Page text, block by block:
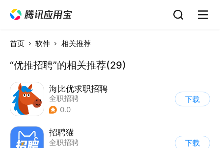
首页 软件 相关推荐
“优推招聘”的相关推荐(29)
海比优求职招聘
全职招聘
0.0
下载
招聘猫
全职招聘
下载